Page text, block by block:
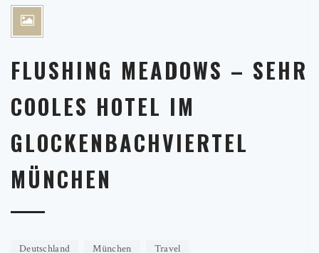
FLUSHING MEADOWS – SEHR
COOLES HOTEL IM
GLOCKENBACHVIERTEL
MÜNCHEN
Deutschland München Travel